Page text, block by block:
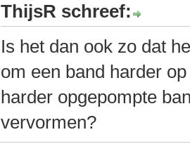
ThijsR schreef:
Is het dan ook zo dat
om een band harder
harder opgepompte
vervormen?